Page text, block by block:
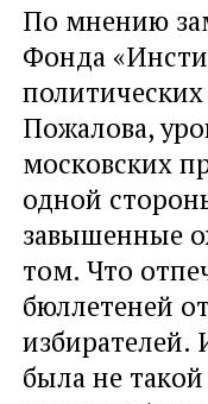
По мнению
Фонда
Пожалова,
московских
одной
завышенные
том. Что
бюллетеней
была не